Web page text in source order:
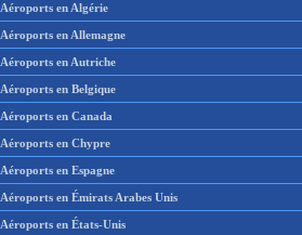
Aéroports en Algérie
Aéroports en Allemagne
Aéroports en Autriche
Aéroports en Belgique
Aéroports en Canada
Aéroports en Chypre
Aéroports en Espagne
Aéroports en Émirats Arabes Unis
Aéroports en États-Unis